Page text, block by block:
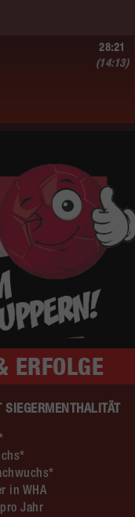
28:21
(14:13)
ERFOLGE
in WHA
Jahr